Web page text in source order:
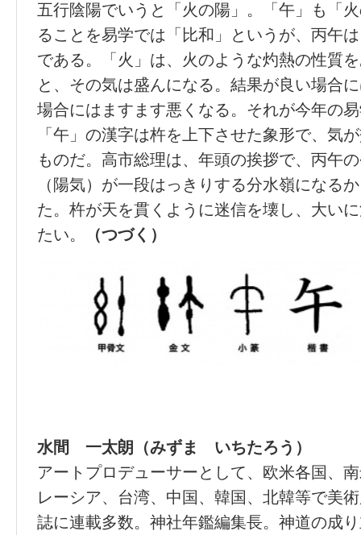
五行陰陽でいうと「火の陽」。「午」も「
ることを易学では「比和」というが、丙午
である。「火」は、火のような灼熱の性質
と、その気は盛んになる。結果が良い場合
場合にはますます悪くなる。それが今年の
「午」の漢字は杵を上下させた象形で、気
ものだ。高市総理は、年頭の挨拶で、丙午
（陽気）が一段はっきりする分水嶺になる
た。杵が天を貫くように迷信を壊し、大い
たい。
（つづく）
水間 一太朗（みずま いちたろう）
アートプロデューサーとして、欧米各国、
レーシア、台湾、中国、韓国、北韓等で美
誌に連載多数。神社年鑑編集長。神道の成